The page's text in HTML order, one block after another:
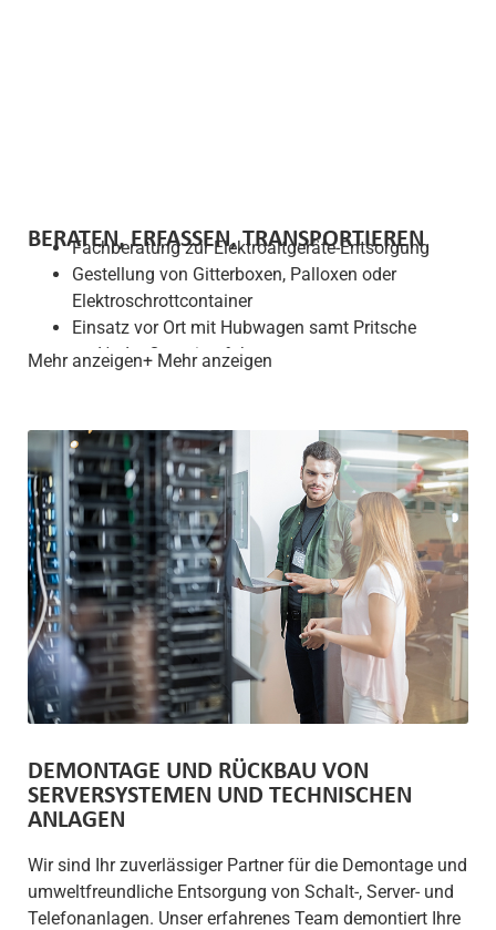
BERATEN, ERFASSEN, TRANSPORTIEREN
Fachberatung zur Elektroaltgeräte-Entsorgung
Gestellung von Gitterboxen, Palloxen oder
Elektroschrottcontainer
Einsatz vor Ort mit Hubwagen samt Pritsche
und/oder Containerfahrzeug
Mehr anzeigen
DEMONTAGE UND RÜCKBAU VON
SERVERSYSTEMEN UND TECHNISCHEN
ANLAGEN
Wir sind Ihr zuverlässiger Partner für die Demontage und
umweltfreundliche Entsorgung von Schalt-, Server- und
Telefonanlagen. Unser erfahrenes Team demontiert Ihre